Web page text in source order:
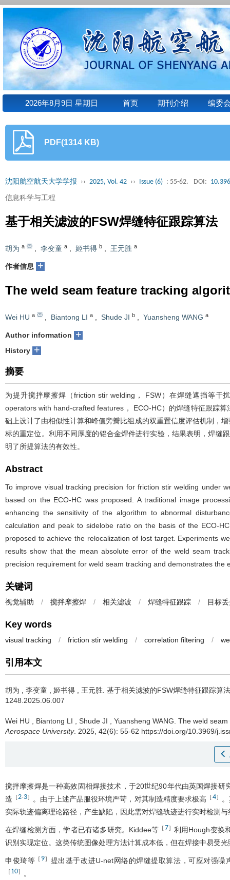
2026年8月9日 星期日 首页 期刊介绍 编委
PDF(1314 KB)
沈阳航空航天大学学报 ›› 2025, Vol. 42 ›› Issue (6) : 55-62. DOI:
信息科学与工程
基于相关滤波的FSW焊缝特征跟踪算法
胡为 a 李变童 a 姬书得 b 王元胜 a
作者信息 +
The weld seam feature tracking
Wei HU a Biantong LI a Shude JI b Yuansheng WANG a
Author information +
History +
摘要
为提升搅拌摩擦焊（friction stir welding， FSW）在焊缝遮挡等干
operators with hand-crafted features， ECO-HC）的焊缝特征跟踪
础上设计了由相似性计算和峰值旁瓣比组成的双重置信度评估机制，
标的重定位。利用不同厚度的铝合金焊件进行实验，结果表明，焊缝
明了所提算法的有效性。
Abstract
To improve visual tracking precision for friction stir welding under
based on the ECO-HC was proposed. A traditional image
enhancing the sensitivity of the algorithm to abnormal
calculation and peak to sidelobe ratio on the basis of the ECO-
proposed to achieve the relocalization of lost target. Experiments
results show that the mean absolute error of the weld seam
precision requirement for weld seam tracking and demonstrates the
关键词
视觉辅助 / 搅拌摩擦焊 / 相关滤波 / 焊缝特征跟踪 / 目标
Key words
visual tracking / friction stir welding / correlation filtering /
引用本文
胡为 李变童 姬书得 王元胜 基于相关滤波的FSW焊缝特征跟踪算
1248.2025.06.007
Wei HU Biantong LI Shude JI Yuansheng WANG The weld
Aerospace University. 2025, 42(6): 55-62 https://doi.org/10.3969/
搅拌摩擦焊是一种高效固相焊接技术，于20世纪90年代由英国焊接研
造 ［2-3］ 。由于上述产品服役环境严苛，对其制造精度要求极高 ［4］
实际轨迹偏离理论路径，产生缺陷，因此需对焊缝轨迹进行实时检测
在焊缝检测方面，学者已有诸多研究。Kiddee等 ［7］利用Hough变换
识别实现定位。这类传统图像处理方法计算成本低，但在焊接中易受
申俊琦等 ［ 9］ 提出基于改进U-net网络的焊缝提取算法，可应对强
［10］ 。